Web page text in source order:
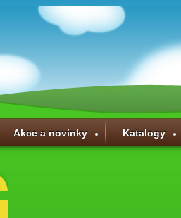
Akce a novinky Katalogy